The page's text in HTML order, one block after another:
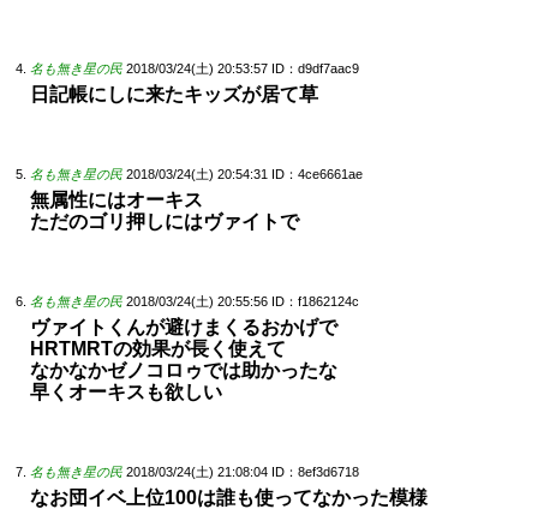
名も無き星の民 2018/03/24(土) 20:53:57 ID：d9df7aac9
日記帳にしに来たキッズが居て草
名も無き星の民 2018/03/24(土) 20:54:31 ID：4ce6661ae
無属性にはオーキス
ただのゴリ押しにはヴァイトで
名も無き星の民 2018/03/24(土) 20:55:56 ID：f1862124c
ヴァイトくんが避けまくるおかげで
HRTMRTの効果が長く使えて
なかなかゼノコロゥでは助かったな
早くオーキスも欲しい
名も無き星の民 2018/03/24(土) 21:08:04 ID：8ef3d6718
なお団イベ上位100は誰も使ってなかった模様